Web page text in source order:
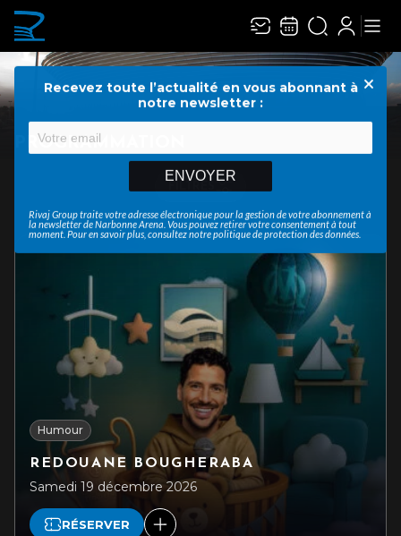
Recevez toute l’actualité en vous abonnant à
notre newsletter :
ENVOYER
Rivaj Group traite votre adresse électronique pour la gestion de votre abonnement à
la newsletter deNarbonne Arena. Vous pouvez retirer votre consentement à tout
moment. Pour en savoir plus, consultez notrepolitique de protection des données.
PROGRAMMATION
Humour
REDOUANE BOUGHERABA
Samedi 19 décembre 2026
RÉSERVER